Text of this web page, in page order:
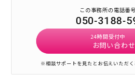
この事務所の電話番号
050-3188-
24時間受付中
お問い合わせ
※相談サポートを見たとお伝えいただく